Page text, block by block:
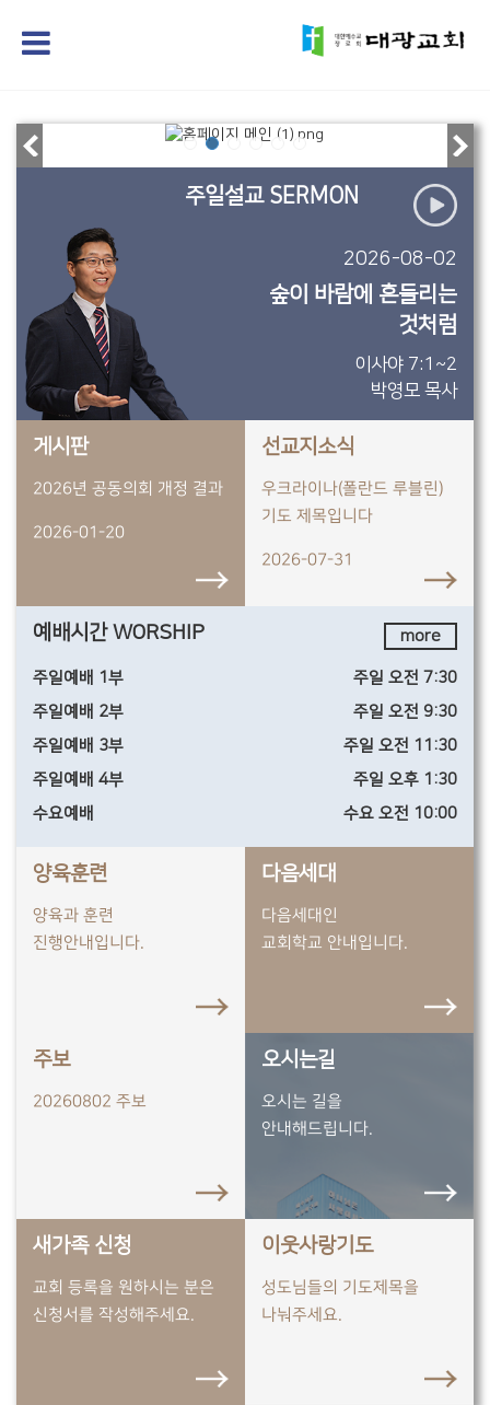
주일설교 SERMON
2026-08-02
숲이 바람에 흔들리는
것처럼
이사야 7:1~2
박영모 목사
게시판
2026년 공동의회 개정 결과
2026-01-20
선교지소식
우크라이나(폴란드 루블린)
기도 제목입니다
2026-07-31
more
예배시간 WORSHIP
주일예배 1부
주일 오전 7:30
주일예배 2부
주일 오전 9:30
주일예배 3부
주일 오전 11:30
주일예배 4부
주일 오후 1:30
수요예배
수요 오전 10:00
양육훈련
양육과 훈련
진행안내입니다.
다음세대
다음세대인
교회학교 안내입니다.
주보
20260802 주보
오시는길
오시는 길을
안내해드립니다.
새가족 신청
교회 등록을 원하시는 분은
신청서를 작성해주세요.
이웃사랑기도
성도님들의 기도제목을
나눠주세요.